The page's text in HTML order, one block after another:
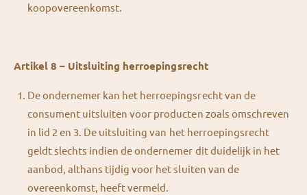
koopovereenkomst.
Artikel 8 – Uitsluiting herroepingsrecht
De ondernemer kan het herroepingsrecht van de
consument uitsluiten voor producten zoals omschreven
in lid 2 en 3. De uitsluiting van het herroepingsrecht
geldt slechts indien de ondernemer dit duidelijk in het
aanbod, althans tijdig voor het sluiten van de
overeenkomst, heeft vermeld.